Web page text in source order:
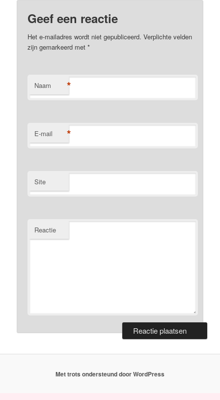
Geef een reactie
Het e-mailadres wordt niet gepubliceerd. Verplichte velden
zijn gemarkeerd met*
Naam *
E-mail *
Site
Reactie
Met trots ondersteund door WordPress